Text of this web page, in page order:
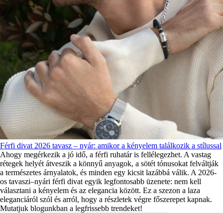
Férfi divat 2026 tavasz – nyár: amikor a kényelem találkozik a stílussal
Ahogy megérkezik a jó idő, a férfi ruhatár is fellélegezhet. A vastag
rétegek helyét átveszik a könnyű anyagok, a sötét tónusokat felváltják
a természetes árnyalatok, és minden egy kicsit lazábbá válik. A 2026-
os tavaszi–nyári férfi divat egyik legfontosabb üzenete: nem kell
választani a kényelem és az elegancia között. Ez a szezon a laza
eleganciáról szól és arról, hogy a részletek végre főszerepet kapnak.
Mutatjuk blogunkban a legfrissebb trendeket!